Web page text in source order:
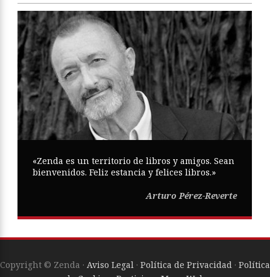
«Zenda es un territorio de libros y amigos. Sean
bienvenidos. Feliz estancia y felices libros.»
Arturo Pérez-Reverte
Copyright © Zenda · Aviso Legal · Política de Privacidad · Política